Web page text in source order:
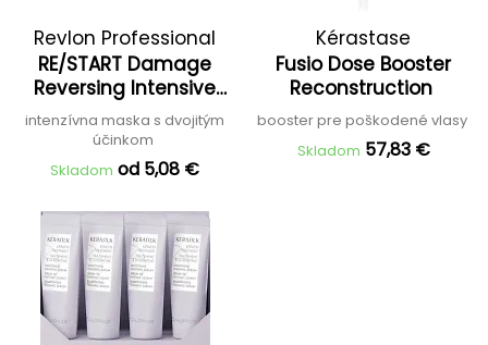
Revlon Professional
RE/START Damage
Reversing Intensive
Mask
intenzívna maska s dvojitým
účinkom
Skladom od 5,08 €
Kérastase
Fusio Dose Booster
Reconstruction
booster pre poškodené vlasy
Skladom 57,83 €